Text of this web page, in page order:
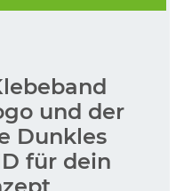
und der
Dunkles
für dein